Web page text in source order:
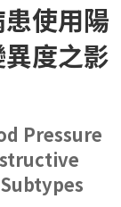
使用陽
度之影
Pressure